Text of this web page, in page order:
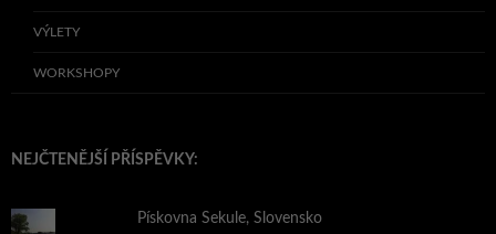
VÝLETY
WORKSHOPY
NEJČTENĚJŠÍ PŘÍSPĚVKY:
Pískovna Sekule, Slovensko